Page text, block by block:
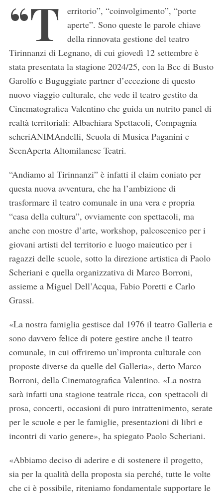
“T
erritorio”, “coinvolgimento”, “porte
aperte”. Sono queste le parole chiave
della rinnovata gestione del teatro
Tirinnanzi di Legnano, di cui giovedì 12 settembre è
stata presentata la stagione 2024/25, con la Bcc di Busto
Garolfo e Buguggiate partner d’eccezione di questo
nuovo viaggio culturale, che vede il teatro gestito da
Cinematografica Valentino che guida un nutrito panel di
realtà territoriali: Albachiara Spettacoli, Compagnia
scheriANIMAndelli, Scuola di Musica Paganini e
ScenAperta Altomilanese Teatri.
“Andiamo al Tirinnanzi” è infatti il claim coniato per
questa nuova avventura, che ha l’ambizione di
trasformare il teatro comunale in una vera e propria
“casa della cultura”, ovviamente con spettacoli, ma
anche con mostre d’arte, workshop, palcoscenico per i
giovani artisti del territorio e luogo maieutico per i
ragazzi delle scuole, sotto la direzione artistica di Paolo
Scheriani e quella organizzativa di Marco Borroni,
assieme a Miguel Dell’Acqua, Fabio Poretti e Carlo
Grassi.
«La nostra famiglia gestisce dal 1976 il teatro Galleria e
sono davvero felice di potere gestire anche il teatro
comunale, in cui offriremo un’impronta culturale con
proposte diverse da quelle del Galleria», detto Marco
Borroni, della Cinematografica Valentino. «La nostra
sarà infatti una stagione teatrale ricca, con spettacoli di
prosa, concerti, occasioni di puro intrattenimento, serate
per le scuole e per le famiglie, presentazioni di libri e
incontri di vario genere», ha spiegato Paolo Scheriani.
«Abbiamo deciso di aderire e di sostenere il progetto,
sia per la qualità della proposta sia perché, tutte le volte
che ci è possibile, riteniamo fondamentale supportare le